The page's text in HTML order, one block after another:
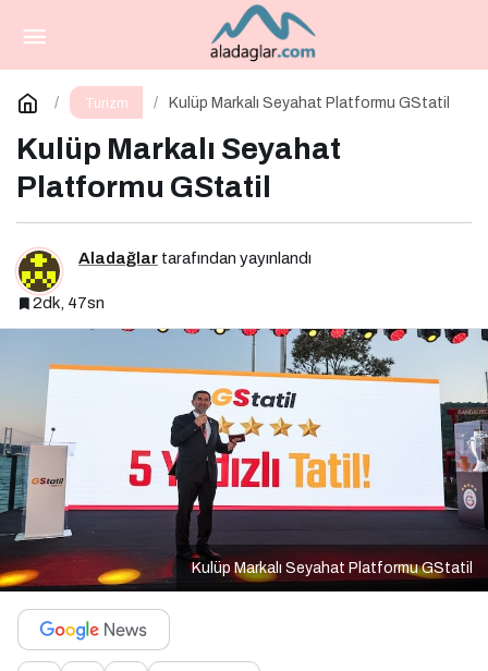
Turizm Kulüp Markalı Seyahat Platformu GStatil
Kulüp Markalı Seyahat
Platformu GStatil
Aladağlar tarafından yayınlandı
2dk, 47sn
Kulüp Markalı Seyahat Platformu GStatil
Emirates ile 88 Tonluk Çevre Başarısı
Yorum Yap